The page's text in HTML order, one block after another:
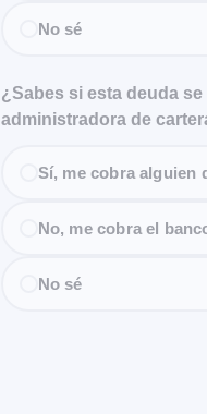
No sé
¿Sabes si esta deuda
administradora de
Sí, me cobra alguien
No, me cobra el
No sé